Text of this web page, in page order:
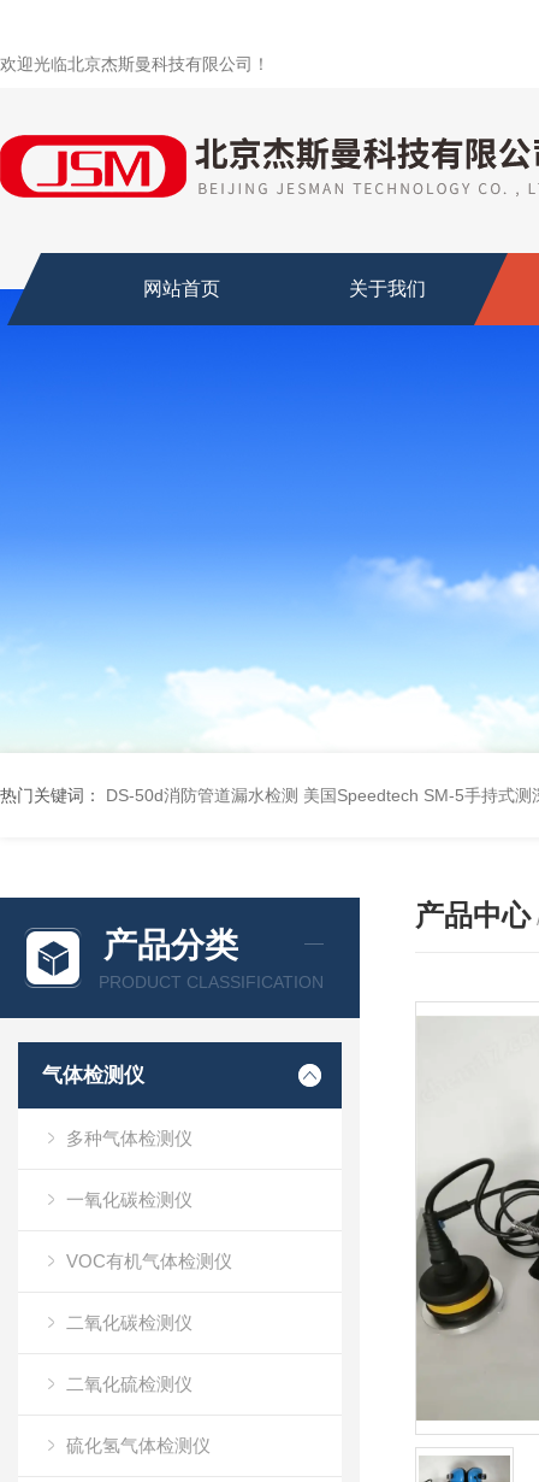
欢迎光临北京杰斯曼科技有限公司！
网站首页 关于我们
热门关键词： DS-50d消防管道漏水检测 美国Speedtech SM-5手持式测
产品分类
PRODUCT CLASSIFICATION
气体检测仪
多种气体检测仪
一氧化碳检测仪
VOC有机气体检测仪
二氧化碳检测仪
二氧化硫检测仪
硫化氢气体检测仪
产品中心